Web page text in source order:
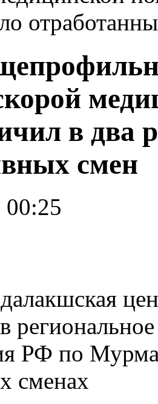
в два
смен
00:25
РФ по
сменах